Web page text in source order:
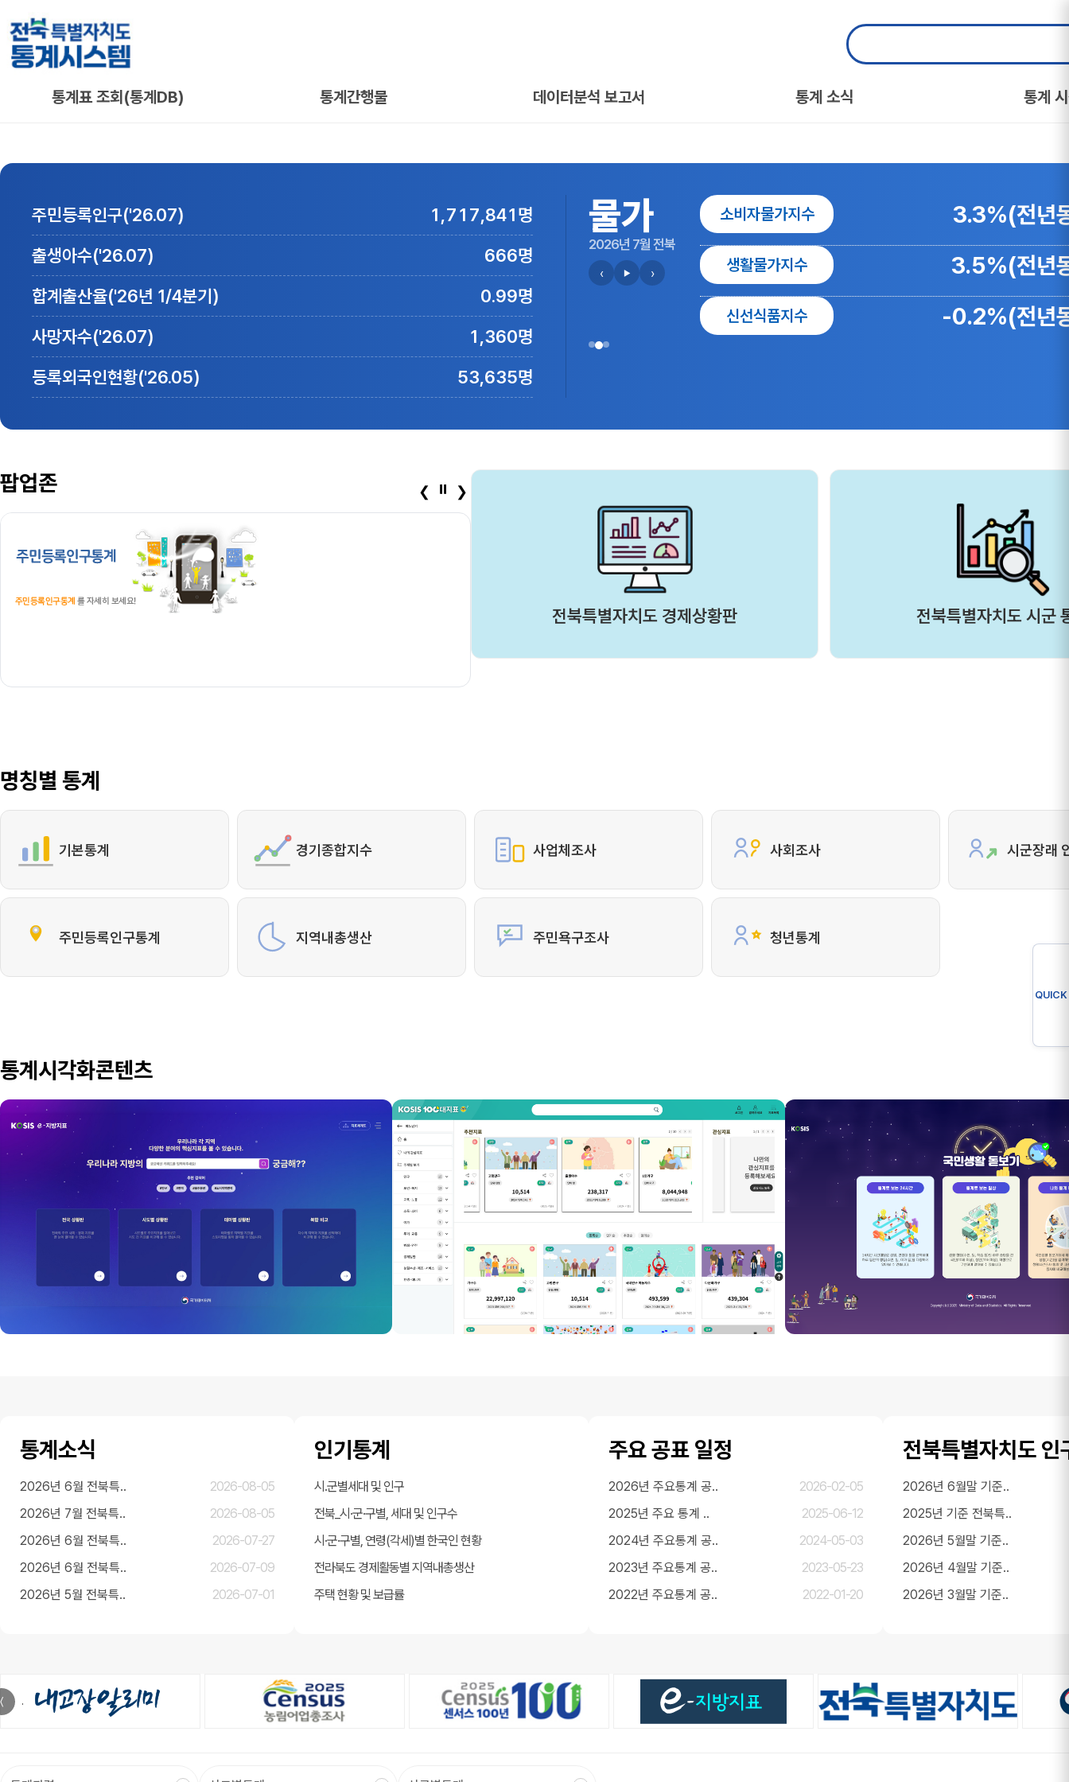
통계표 조회(통계DB) 통계간행물 데이터분석 보고서 통계 소식 통계
주민등록인구('26.07)
1,717,841명
출생아수('26.07)
666명
합계출산율('26년 1/4분기)
0.99명
사망자수('26.07)
1,360명
등록외국인현황('26.05) 53,635명
물가
2026년 7월 전북
‹ ▶ ›
소비자물가지수 3.3%(전년
생활물가지수 3.5%(전년
신선식품지수 -0.2%(전년
팝업존 ❮ ⏸ ❯
전북특별자치도 경제상황판 전북특별자치도 시군
명칭별 통계
기본통계 경기종합지수 사업체조사 사회조사 시군장래
주민등록인구통계 지역내총생산 주민욕구조사 청년통계
통계시각화콘텐츠
통계소식
2026년 6월 전북특..
2026-08-05
2026년 7월 전북특..
2026-08-05
2026년 6월 전북특..
2026-07-27
2026년 6월 전북특..
2026-07-09
2026년 5월 전북특..
2026-07-01
인기통계
시.군별세대 및 인구
전북_시·군·구별, 세대 및 인구수
시·군·구별, 연령(각세)별 한국인 현황
전라북도 경제활동별 지역내총생산
주택 현황 및 보급률
주요 공표 일정
2026년 주요통계 공..
2026-02-05
2025년 주요 통계 ..
2025-06-12
2024년 주요통계 공..
2024-05-03
2023년 주요통계 공..
2023-05-23
2022년 주요통계 공..
2022-01-20
전북특별자치도 인
2026년 6월말 기준..
2025년 기준 전북특..
2026년 5월말 기준..
2026년 4월말 기준..
2026년 3월말 기준..
〈
QUICK